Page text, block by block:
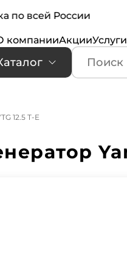
всей России
компанииАкцииУслуги
12.5 T-E